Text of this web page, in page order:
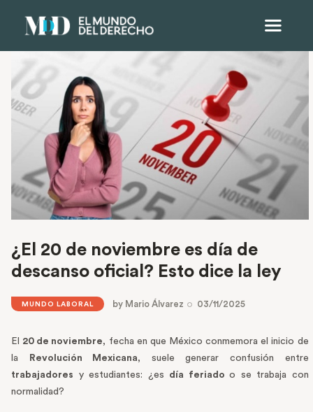
¿El 20 de noviembre es día de
descanso oficial? Esto dice la ley
MUNDO LABORAL by Mario Álvarez 03/11/2025
El 20 de noviembre, fecha en que México conmemora el inicio de
la
Revolución Mexicana, suele generar confusión entre
trabajadores y estudiantes: ¿es día feriadoo se trabaja con
normalidad?